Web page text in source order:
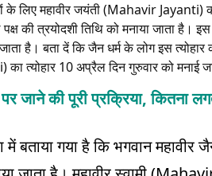
लिए महावीर जयंती (Mahavir Jayanti)
की त्रयोदशी तिथि को मनाया जाता है। इस
है। बता दें कि जैन धर्म के लोग इस
त्योहार 10 अप्रैल दिन गुरुवार को मनाई
जाने की पूरी प्रक्रिया, कितना
बताया गया है कि भगवान